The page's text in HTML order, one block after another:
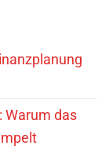
Warum das